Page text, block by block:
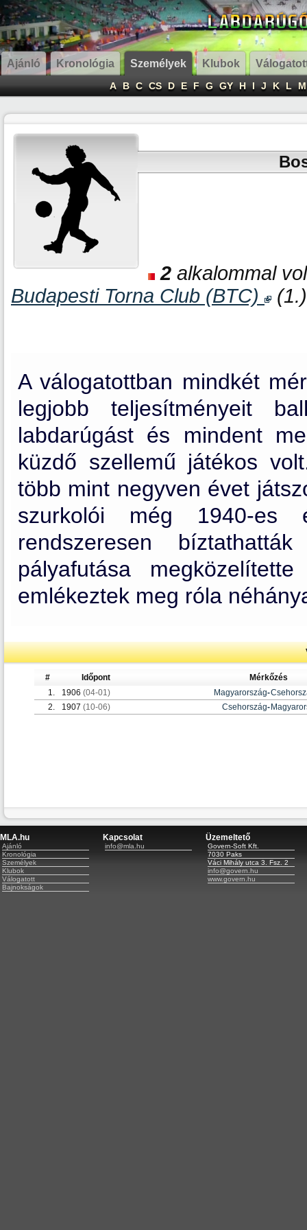
Ajánló Kronológia Személyek Klubok
A B C CS D E F G GY H I J K L M
2 alkalommal
Budapesti Torna Club (BTC)
A válogatottban mindkét
legjobb teljesítményeit
labdarúgást és mindent
küzdő szellemű játékos
több mint negyven évet
szurkolói még 1940-
rendszeresen
pályafutása
emlékeztek meg róla
# Időpont
Mérkőzés
1.
1906 (04-01) Magyarország-
2.
1907 (10-06) Csehország-
MLA.hu
Ajánló
Kronológia
Személyek
Klubok
Válogatott
Bajnokságok
Kapcsolat
info@mla.hu
Üzemeltető
Govern-Soft Kft.
7030 Paks
Váci Mihály utca 3. Fsz. 2
info@govern.hu
www.govern.hu